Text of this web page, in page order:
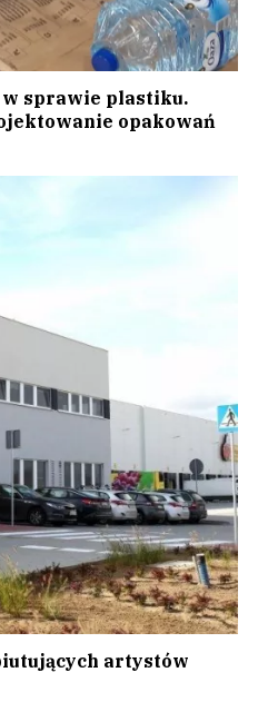
w sprawie plastiku.
opakowań
artystów